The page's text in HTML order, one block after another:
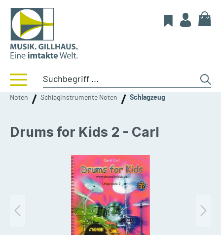
Noten Schlaginstrumente Noten Schlagzeug
Drums for Kids 2 - Carl